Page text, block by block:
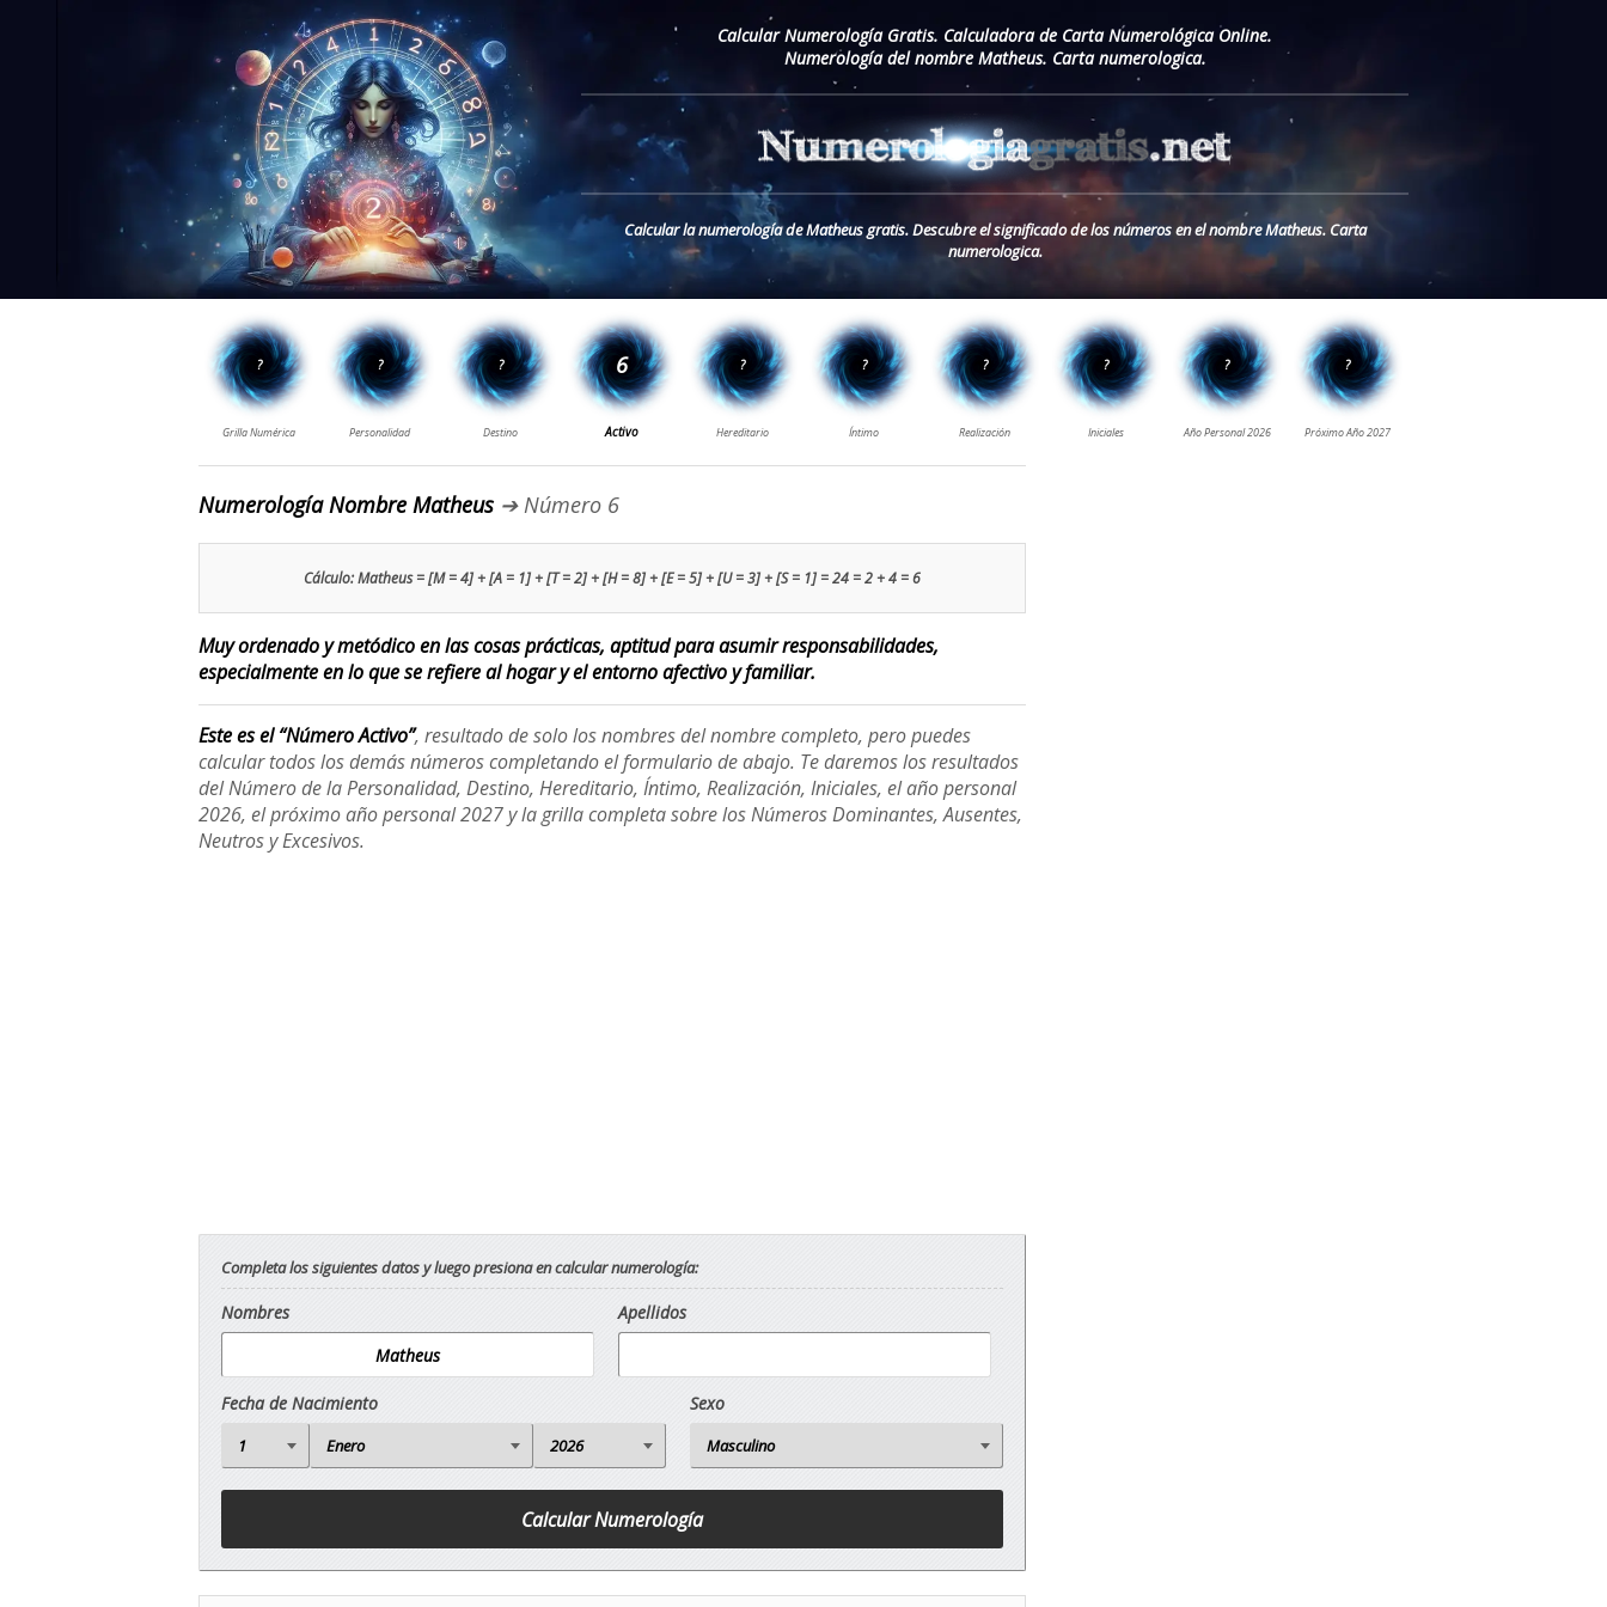
Calcular Numerología Gratis. Calculadora de Carta Numerológica Online.
Numerología del nombre Matheus. Carta numerologica.
Calcular la numerología de Matheus gratis. Descubre el significado de los números en el nombre Matheus. Carta
numerologica.
Numerología Nombre Matheus ➔ Número 6
Cálculo: Matheus = [M = 4] + [A = 1] + [T = 2] + [H = 8] + [E = 5] + [U = 3] + [S = 1] = 24 = 2 + 4 = 6
Muy ordenado y metódico en las cosas prácticas, aptitud para asumir responsabilidades,
especialmente en lo que se refiere al hogar y el entorno afectivo y familiar.
Este es el “Número Activo”, resultado de solo los nombres del nombre completo, pero puedes
calcular todos los demás números completando el formulario de abajo. Te daremos los resultados
del Número de la Personalidad, Destino, Hereditario, Íntimo, Realización, Iniciales, el año personal
2026, el próximo año personal 2027 y la grilla completa sobre los Números Dominantes, Ausentes,
Neutros y Excesivos.
Completa los siguientes datos y luego presiona en calcular numerología:
Nombres Apellidos
Fecha de Nacimiento Sexo